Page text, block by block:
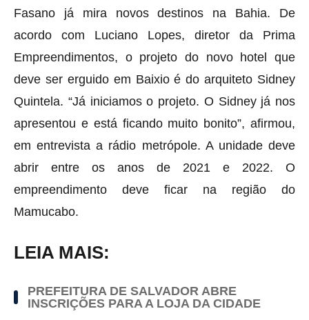
Fasano já mira novos destinos na Bahia. De
acordo com Luciano Lopes, diretor da Prima
Empreendimentos, o projeto do novo hotel que
deve ser erguido em Baixio é do arquiteto Sidney
Quintela. “Já iniciamos o projeto. O Sidney já nos
apresentou e está ficando muito bonito”, afirmou,
em entrevista a rádio metrópole. A unidade deve
abrir entre os anos de 2021 e 2022. O
empreendimento deve ficar na região do
Mamucabo.
LEIA MAIS:
PREFEITURA DE SALVADOR ABRE
INSCRIÇÕES PARA A LOJA DA CIDADE